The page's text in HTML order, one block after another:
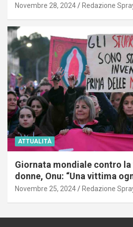
Novembre 28, 2024 Redazione
ATTUALITÀ
Giornata mondiale contro
donne, Onu: “Una vittima
Novembre 25, 2024 Redazione